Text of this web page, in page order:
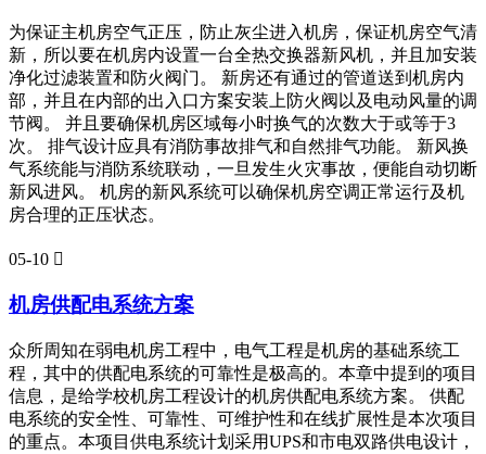
为保证主机房空气正压，防止灰尘进入机房，保证机房空气清
新，所以要在机房内设置一台全热交换器新风机，并且加安装
净化过滤装置和防火阀门。 新房还有通过的管道送到机房内
部，并且在内部的出入口方案安装上防火阀以及电动风量的调
节阀。 并且要确保机房区域每小时换气的次数大于或等于3
次。 排气设计应具有消防事故排气和自然排气功能。 新风换
气系统能与消防系统联动，一旦发生火灾事故，便能自动切断
新风进风。 机房的新风系统可以确保机房空调正常运行及机
房合理的正压状态。
05-10 
机房供配电系统方案
众所周知在弱电机房工程中，电气工程是机房的基础系统工
程，其中的供配电系统的可靠性是极高的。本章中提到的项目
信息，是给学校机房工程设计的机房供配电系统方案。 供配
电系统的安全性、可靠性、可维护性和在线扩展性是本次项目
的重点。本项目供电系统计划采用UPS和市电双路供电设计，